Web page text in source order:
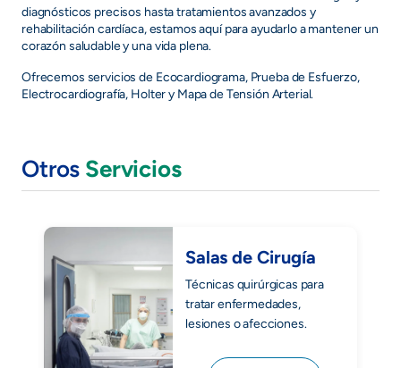
diagnósticos precisos hasta tratamientos avanzados y
rehabilitación cardíaca, estamos aquí para ayudarlo a mantener un
corazón saludable y una vida plena.
Ofrecemos servicios de Ecocardiograma, Prueba de Esfuerzo,
Electrocardiografía, Holter y Mapa de Tensión Arterial.
Otros Servicios
Salas de Cirugía
Técnicas quirúrgicas para
tratar enfermedades,
lesiones o afecciones.